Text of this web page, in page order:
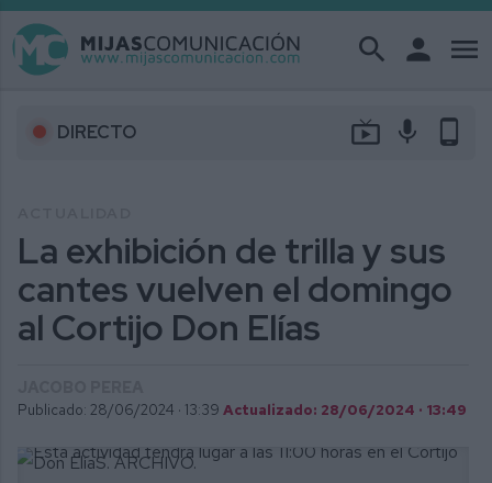
search person menu
DIRECTO live_tv mic phone_android
La exhibición de trilla y sus
cantes vuelven el domingo
al Cortijo Don Elías
Publicado: 28/06/2024 · 13:39 Actualizado: 28/06/2024 · 13:49